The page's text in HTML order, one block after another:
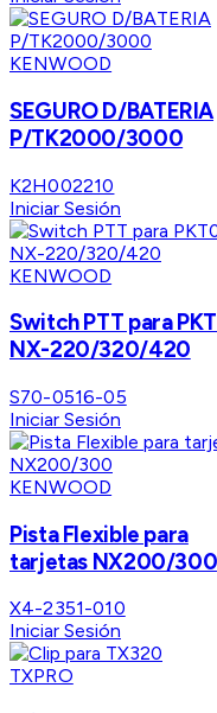
KENWOOD
SEGURO D/BATERIA
P/TK2000/3000
K2H002210
Iniciar Sesión
KENWOOD
Switch PTT para
NX-220/320/420
S70-0516-05
Iniciar Sesión
KENWOOD
Pista Flexible para
tarjetas NX200/300
X4-2351-010
Iniciar Sesión
TXPRO